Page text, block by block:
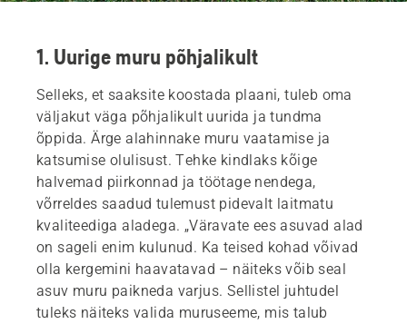
1. Uurige muru põhjalikult
Selleks, et saaksite koostada plaani, tuleb oma
väljakut väga põhjalikult uurida ja tundma
õppida. Ärge alahinnake muru vaatamise ja
katsumise olulisust. Tehke kindlaks kõige
halvemad piirkonnad ja töötage nendega,
võrreldes saadud tulemust pidevalt laitmatu
kvaliteediga aladega. „Väravate ees asuvad alad
on sageli enim kulunud. Ka teised kohad võivad
olla kergemini haavatavad – näiteks võib seal
asuv muru paikneda varjus. Sellistel juhtudel
tuleks näiteks valida muruseeme, mis talub